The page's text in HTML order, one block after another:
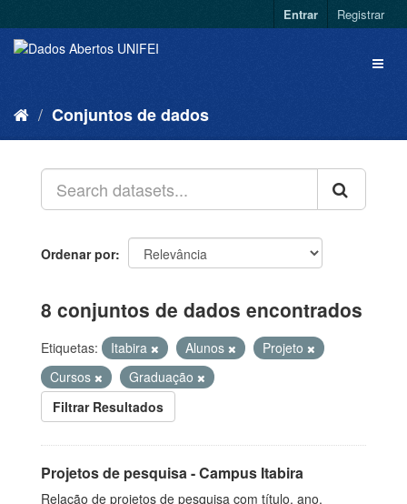
Entrar Registrar
Conjuntos de dados
Ordenar por
8 conjuntos de dados encontrados
Etiquetas: Itabira Alunos
Projeto
Cursos
Graduação
Filtrar Resultados
Projetos de pesquisa - Campus Itabira
Relação de projetos de pesquisa com título, ano,